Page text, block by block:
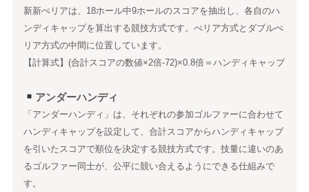
新新ぺリアは、18ホール中9ホールのスコアを抽出し、各自のハ
ンディキャップを算出する競技方式です。ぺリア方式とダブルぺ
リア方式の中間に位置しています。
【計算式】(合計スコアの数値×2倍-72)×0.8倍＝ハンディキャップ
アンダーハンディ
「アンダーハンディ」は、それぞれの参加ゴルファーに合わせて
ハンディキャップを設定して、合計スコアからハンディキャップ
を引いたスコアで順位を決定する競技方式です。技量に違いのあ
るゴルファー同士が、公平に競い合えるようにできる仕組みで
す。